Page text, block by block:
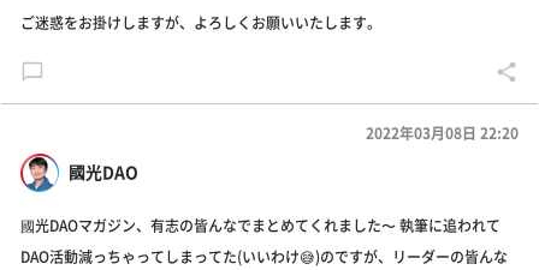
ご迷惑をお掛けしますが、よろしくお願いいたします。
國光DAO
2022年03月08日 22:20
國光DAOマガジン、有志の皆んなでまとめてくれました〜 執筆に追われて
DAO活動減っちゃってしまってた(いいわけ😅)のですが、リーダーの皆んな